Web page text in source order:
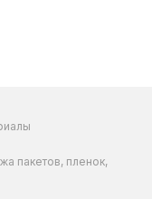
пакетов, пленок,